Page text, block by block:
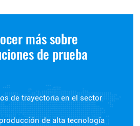
más sobre
de prueba
de trayectoria en el sector
de alta tecnología